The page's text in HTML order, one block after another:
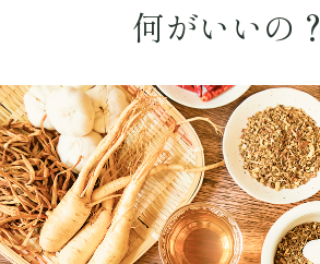
何がいいの？